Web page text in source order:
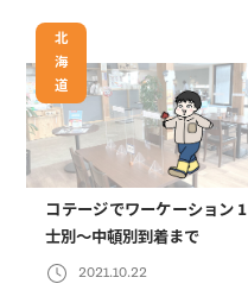
北
海
道
コテージでワーケーション 1
士別〜中頓別到着まで
2021.10.22